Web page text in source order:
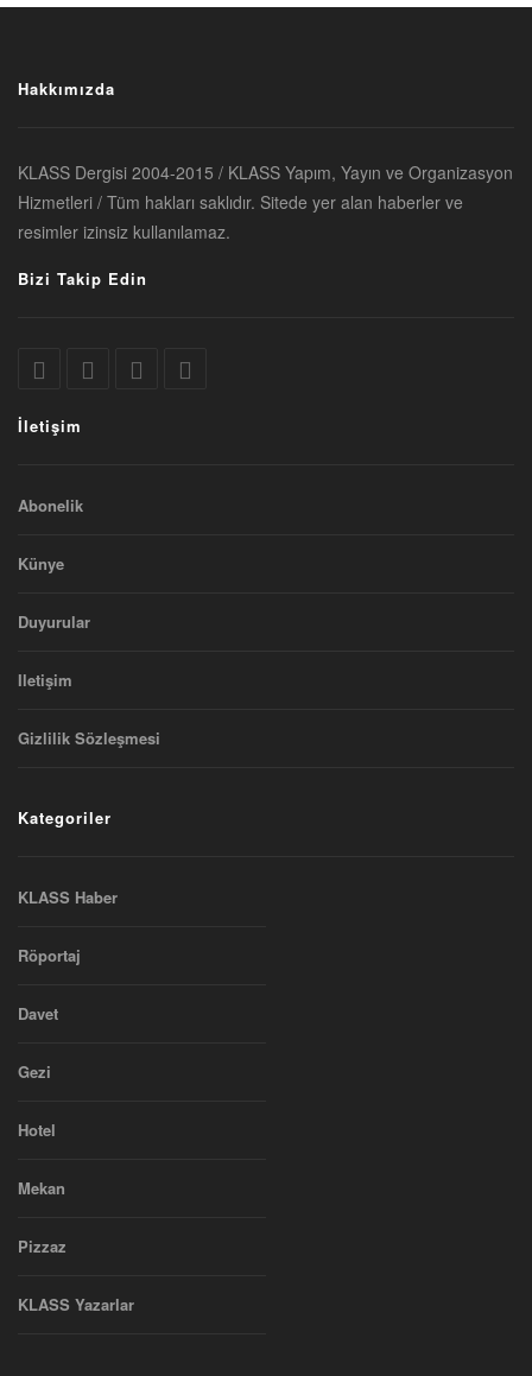
Hakkımızda
KLASS Dergisi 2004-2015 / KLASS Yapım, Yayın ve Organizasyon
Hizmetleri / Tüm hakları saklıdır. Sitede yer alan haberler ve
resimler izinsiz kullanılamaz.
Bizi Takip Edin
İletişim
Abonelik
Künye
Duyurular
Iletişim
Gizlilik Sözleşmesi
Kategoriler
KLASS Haber
Röportaj
Davet
Gezi
Hotel
Mekan
Pizzaz
KLASS Yazarlar